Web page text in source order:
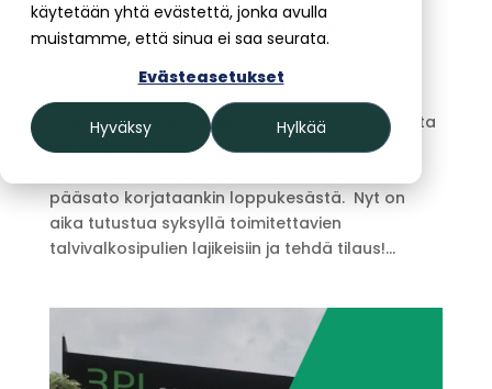
käytetään yhtä evästettä, jonka avulla
muistamme, että sinua ei saa seurata.
Evästeasetukset
Hyväksy Hylkää
Talvivalkosipulin istukkaat 2025
mennessäVille Ekman|heinä 9, 2025
Vihannesviljely
Kotimaisen valkosipulin kysyntä on hyvä ja hinta
kohdallaan. Valkosipulia voidaan myydä jo
pääsato korjataankin loppukesästä. Nyt on
aika tutustua syksyllä toimitettavien
talvivalkosipulien lajikeisiin ja tehdä tilaus!...